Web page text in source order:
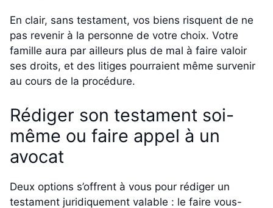
En clair, sans testament, vos biens risquent de ne
pas revenir à la personne de votre choix. Votre
famille aura par ailleurs plus de mal à faire valoir
ses droits, et des litiges pourraient même survenir
au cours de la procédure.
Rédiger son testament soi-
même ou faire appel à un
avocat
Deux options s’offrent à vous pour rédiger un
testament juridiquement valable : le faire vous-